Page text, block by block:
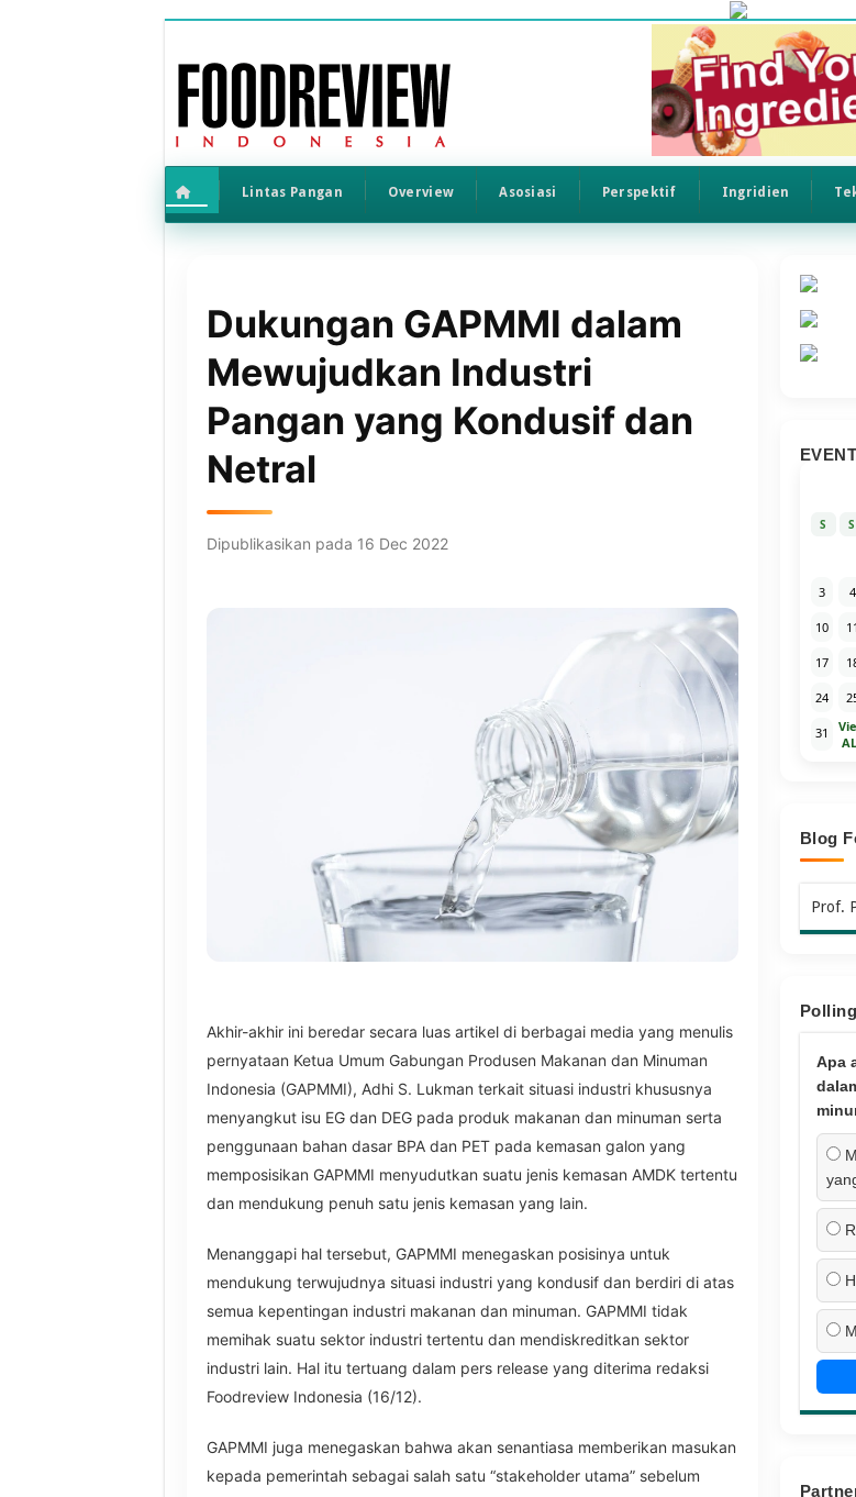
Lintas Pangan Overview Asosiasi Perspektif Ingridien
Dukungan GAPMMI dalam
Mewujudkan Industri
Pangan yang Kondusif dan
Netral
Dipublikasikan pada 16 Dec 2022
Akhir-akhir ini beredar secara luas artikel di berbagai media yang menulis
pernyataan Ketua Umum Gabungan Produsen Makanan dan Minuman
Indonesia (GAPMMI), Adhi S. Lukman terkait situasi industri khususnya
menyangkut isu EG dan DEG pada produk makanan dan minuman serta
penggunaan bahan dasar BPA dan PET pada kemasan galon yang
memposisikan GAPMMI menyudutkan suatu jenis kemasan AMDK tertentu
dan mendukung penuh satu jenis kemasan yang lain.
Menanggapi hal tersebut, GAPMMI menegaskan posisinya untuk
mendukung terwujudnya situasi industri yang kondusif dan berdiri di atas
semua kepentingan industri makanan dan minuman. GAPMMI tidak
memihak suatu sektor industri tertentu dan mendiskreditkan sektor
industri lain. Hal itu tertuang dalam pers release yang diterima redaksi
Foodreview Indonesia (16/12).
GAPMMI juga menegaskan bahwa akan senantiasa memberikan masukan
kepada pemerintah sebagai salah satu “stakeholder utama” sebelum
EVENT
S S
3 4
10 11
17
24
31
Blog
Prof.
Polling
Apa